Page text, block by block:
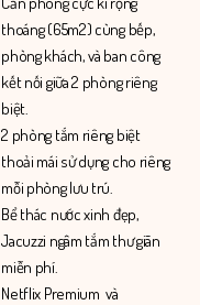
thoáng (65m2) cùng bếp,
phòng khách, và ban công
kết nối giữa 2 phòng riêng
biệt.
2 phòng tắm riêng biệt
thoải mái sử dụng cho riêng
mỗi phòng lưu trú.
Bể thác nước xinh đẹp,
Jacuzzi ngâm tắm thư giãn
miễn phí.
Netflix Premium và